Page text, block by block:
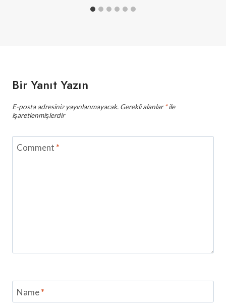
Bir Yanıt Yazın
E-posta adresiniz yayınlanmayacak. Gerekli alanlar*ile
işaretlenmişlerdir
Comment *
Name*